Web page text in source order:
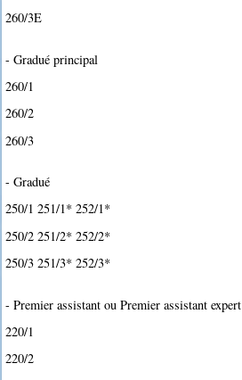
260/3E
- Gradué principal
260/1
260/2
260/3
- Gradué
250/1 251/1* 252/1*
250/2 251/2* 252/2*
250/3 251/3* 252/3*
- Premier assistant ou Premier assistant expert
220/1
220/2